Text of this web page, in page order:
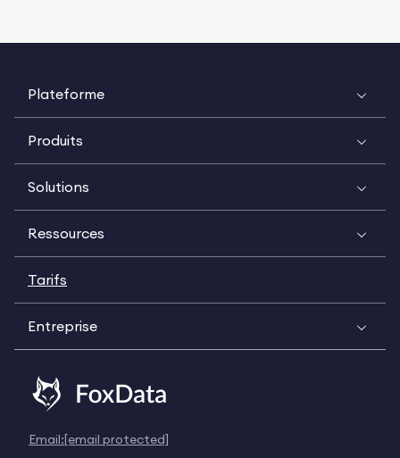
Plateforme
Produits
Solutions
Ressources
Tarifs
Entreprise
Email:[email protected]